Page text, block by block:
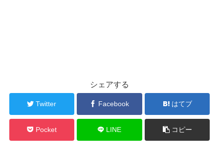
シェアする
Twitter Facebook はてブ
Pocket LINE コピー